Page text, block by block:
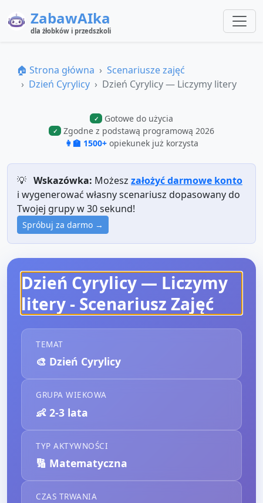
ZabawAIka
dla żłobków i przedszkoli
🏠 Strona główna
Scenariusze zajęć
Dzień Cyrylicy
Dzień Cyrylicy — Liczymy litery
✓ Gotowe do użycia
✓
Zgodne z podstawą programową 2026
👩‍🏫 1500+ opiekunek już korzysta
💡 Wskazówka: Możesz założyć darmowe konto
i wygenerować własny scenariusz dopasowany do
Twojej grupy w 30 sekund!
Spróbuj za darmo →
Dzień Cyrylicy — Liczymy
litery - Scenariusz Zajęć
TEMAT
🎨 Dzień Cyrylicy
GRUPA WIEKOWA
👶 2-3 lata
TYP AKTYWNOŚCI
🔢 Matematyczna
CZAS TRWANIA